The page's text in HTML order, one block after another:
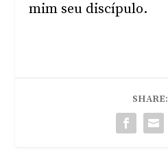
mim seu discípulo.
SHARE: